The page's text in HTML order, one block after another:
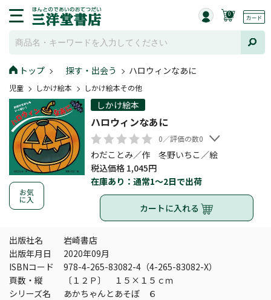
0
トップ 探す・出会う ハロウィンなあに
児童 しかけ絵本 しかけ絵本その他
お気
に入
しかけ絵本
ハロウィンなあに
0／評価の数0
わだことみ／作 冬野いちこ／絵
税込価格 1,045円
在庫あり：通常1～2日で出荷
カートに入れる
出版社名
岩崎書店
出版年月日
2020年09月
ISBNコード
978-4-265-83082-4（4-265-83082-X）
頁数・縦
〔１２Ｐ〕 １５×１５ｃｍ
シリーズ名
あかちゃんとあそぼ ６